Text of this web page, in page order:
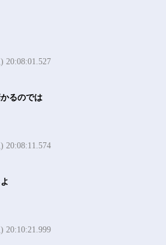
20:08:01.527
るのでは
20:08:11.574
20:10:21.999